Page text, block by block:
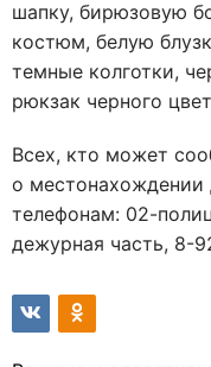
шапку, бирюзовую
костюм, белую
темные колготки,
рюкзак черного
Всех, кто может
о местонахождении
телефонам: 02-
дежурная часть, 8-